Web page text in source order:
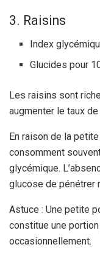
3. Raisins
Index
Glucides pour
Les raisins sont
augmenter le taux
En raison de la
consomment
glycémique.
glucose de pénétrer
Astuce : Une petite
constitue une
occasionnellement.